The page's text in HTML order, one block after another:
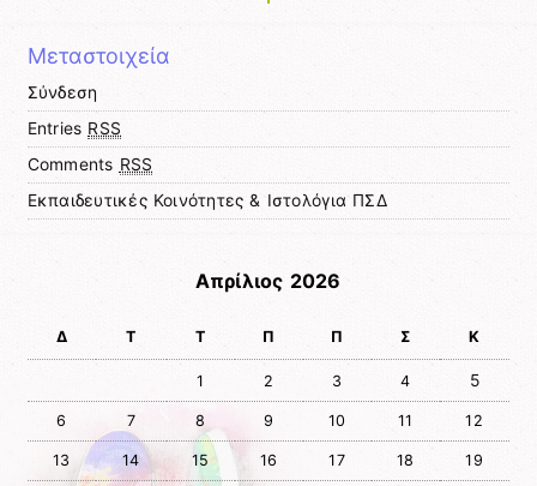
Μεταστοιχεία
Σύνδεση
Entries RSS
Comments RSS
Εκπαιδευτικές Κοινότητες & Ιστολόγια ΠΣΔ
Απρίλιος 2026
Δ Τ Τ Π Π Σ Κ
1 2 3 4 5
6 7 8 9 10 11 12
13 14 15 16 17 18 19